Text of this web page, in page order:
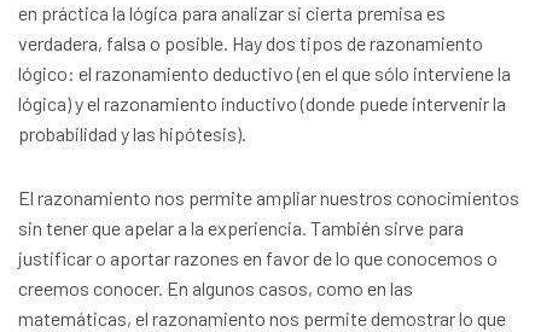
en práctica la lógica para analizar si cierta premisa es
verdadera, falsa o posible. Hay dos tipos de razonamiento
lógico: el razonamiento deductivo (en el que sólo interviene la
lógica) y el razonamiento inductivo (donde puede intervenir la
probabilidad y las hipótesis).
El razonamiento nos permite ampliar nuestros conocimientos
sin tener que apelar a la experiencia. También sirve para
justificar o aportar razones en favor de lo que conocemos o
creemos conocer. En algunos casos, como en las
matemáticas, el razonamiento nos permite demostrar lo que